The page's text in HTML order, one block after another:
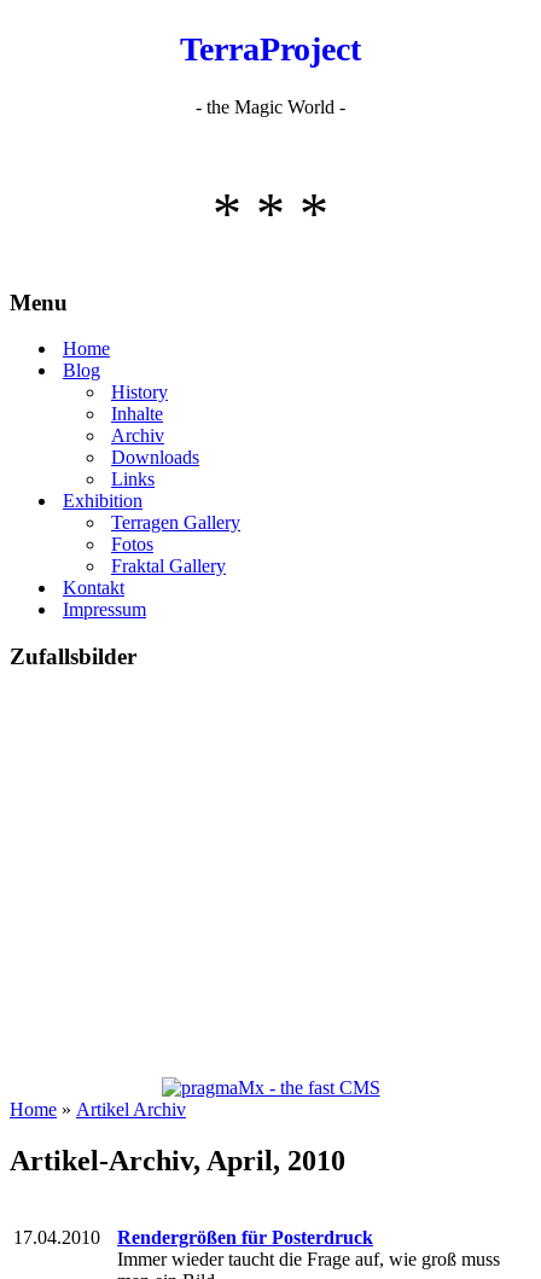
TerraProject
- the Magic World -
* * *
Menu
Home
Blog
History
Inhalte
Archiv
Downloads
Links
Exhibition
Terragen Gallery
Fotos
Fraktal Gallery
Kontakt
Impressum
Zufallsbilder
Home » Artikel Archiv
Artikel-Archiv, April, 2010
17.04.2010
Rendergrößen für Posterdruck
Immer wieder taucht die Frage auf, wie groß muss